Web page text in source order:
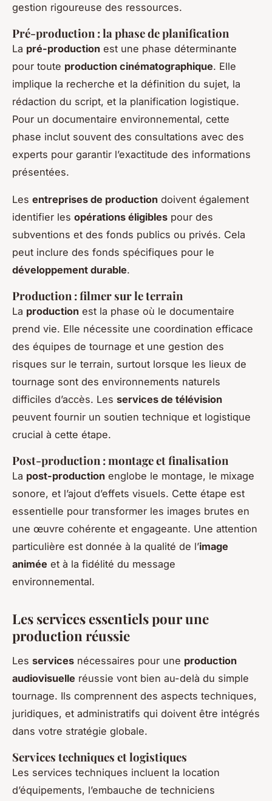
gestion rigoureuse des ressources.
Pré-production : la phase de planification
La pré-production est une phase déterminante
pour toute production cinématographique. Elle
implique la recherche et la définition du sujet, la
rédaction du script, et la planification logistique.
Pour un documentaire environnemental, cette
phase inclut souvent des consultations avec des
experts pour garantir l’exactitude des informations
présentées.
Les entreprises de production doivent également
identifier les opérations éligibles pour des
subventions et des fonds publics ou privés. Cela
peut inclure des fonds spécifiques pour le
développement durable.
Production : filmer sur le terrain
La production est la phase où le documentaire
prend vie. Elle nécessite une coordination efficace
des équipes de tournage et une gestion des
risques sur le terrain, surtout lorsque les lieux de
tournage sont des environnements naturels
difficiles d’accès. Les services de télévision
peuvent fournir un soutien technique et logistique
crucial à cette étape.
Post-production : montage et finalisation
La post-production englobe le montage, le mixage
sonore, et l’ajout d’effets visuels. Cette étape est
essentielle pour transformer les images brutes en
une œuvre cohérente et engageante. Une attention
particulière est donnée à la qualité de l’image
animée et à la fidélité du message
environnemental.
Les services essentiels pour une
production réussie
Les services nécessaires pour une production
audiovisuelle réussie vont bien au-delà du simple
tournage. Ils comprennent des aspects techniques,
juridiques, et administratifs qui doivent être intégrés
dans votre stratégie globale.
Services techniques et logistiques
Les services techniques incluent la location
d’équipements, l’embauche de techniciens